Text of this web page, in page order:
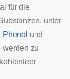
für die
unter
. Phenol und
werden zu